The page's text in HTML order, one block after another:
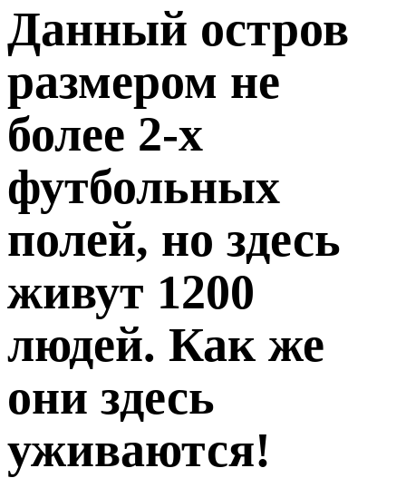
Данный остров
размером не
более 2-х
футбольных
полей, но здесь
живут 1200
людей. Как же
они здесь
уживаются!